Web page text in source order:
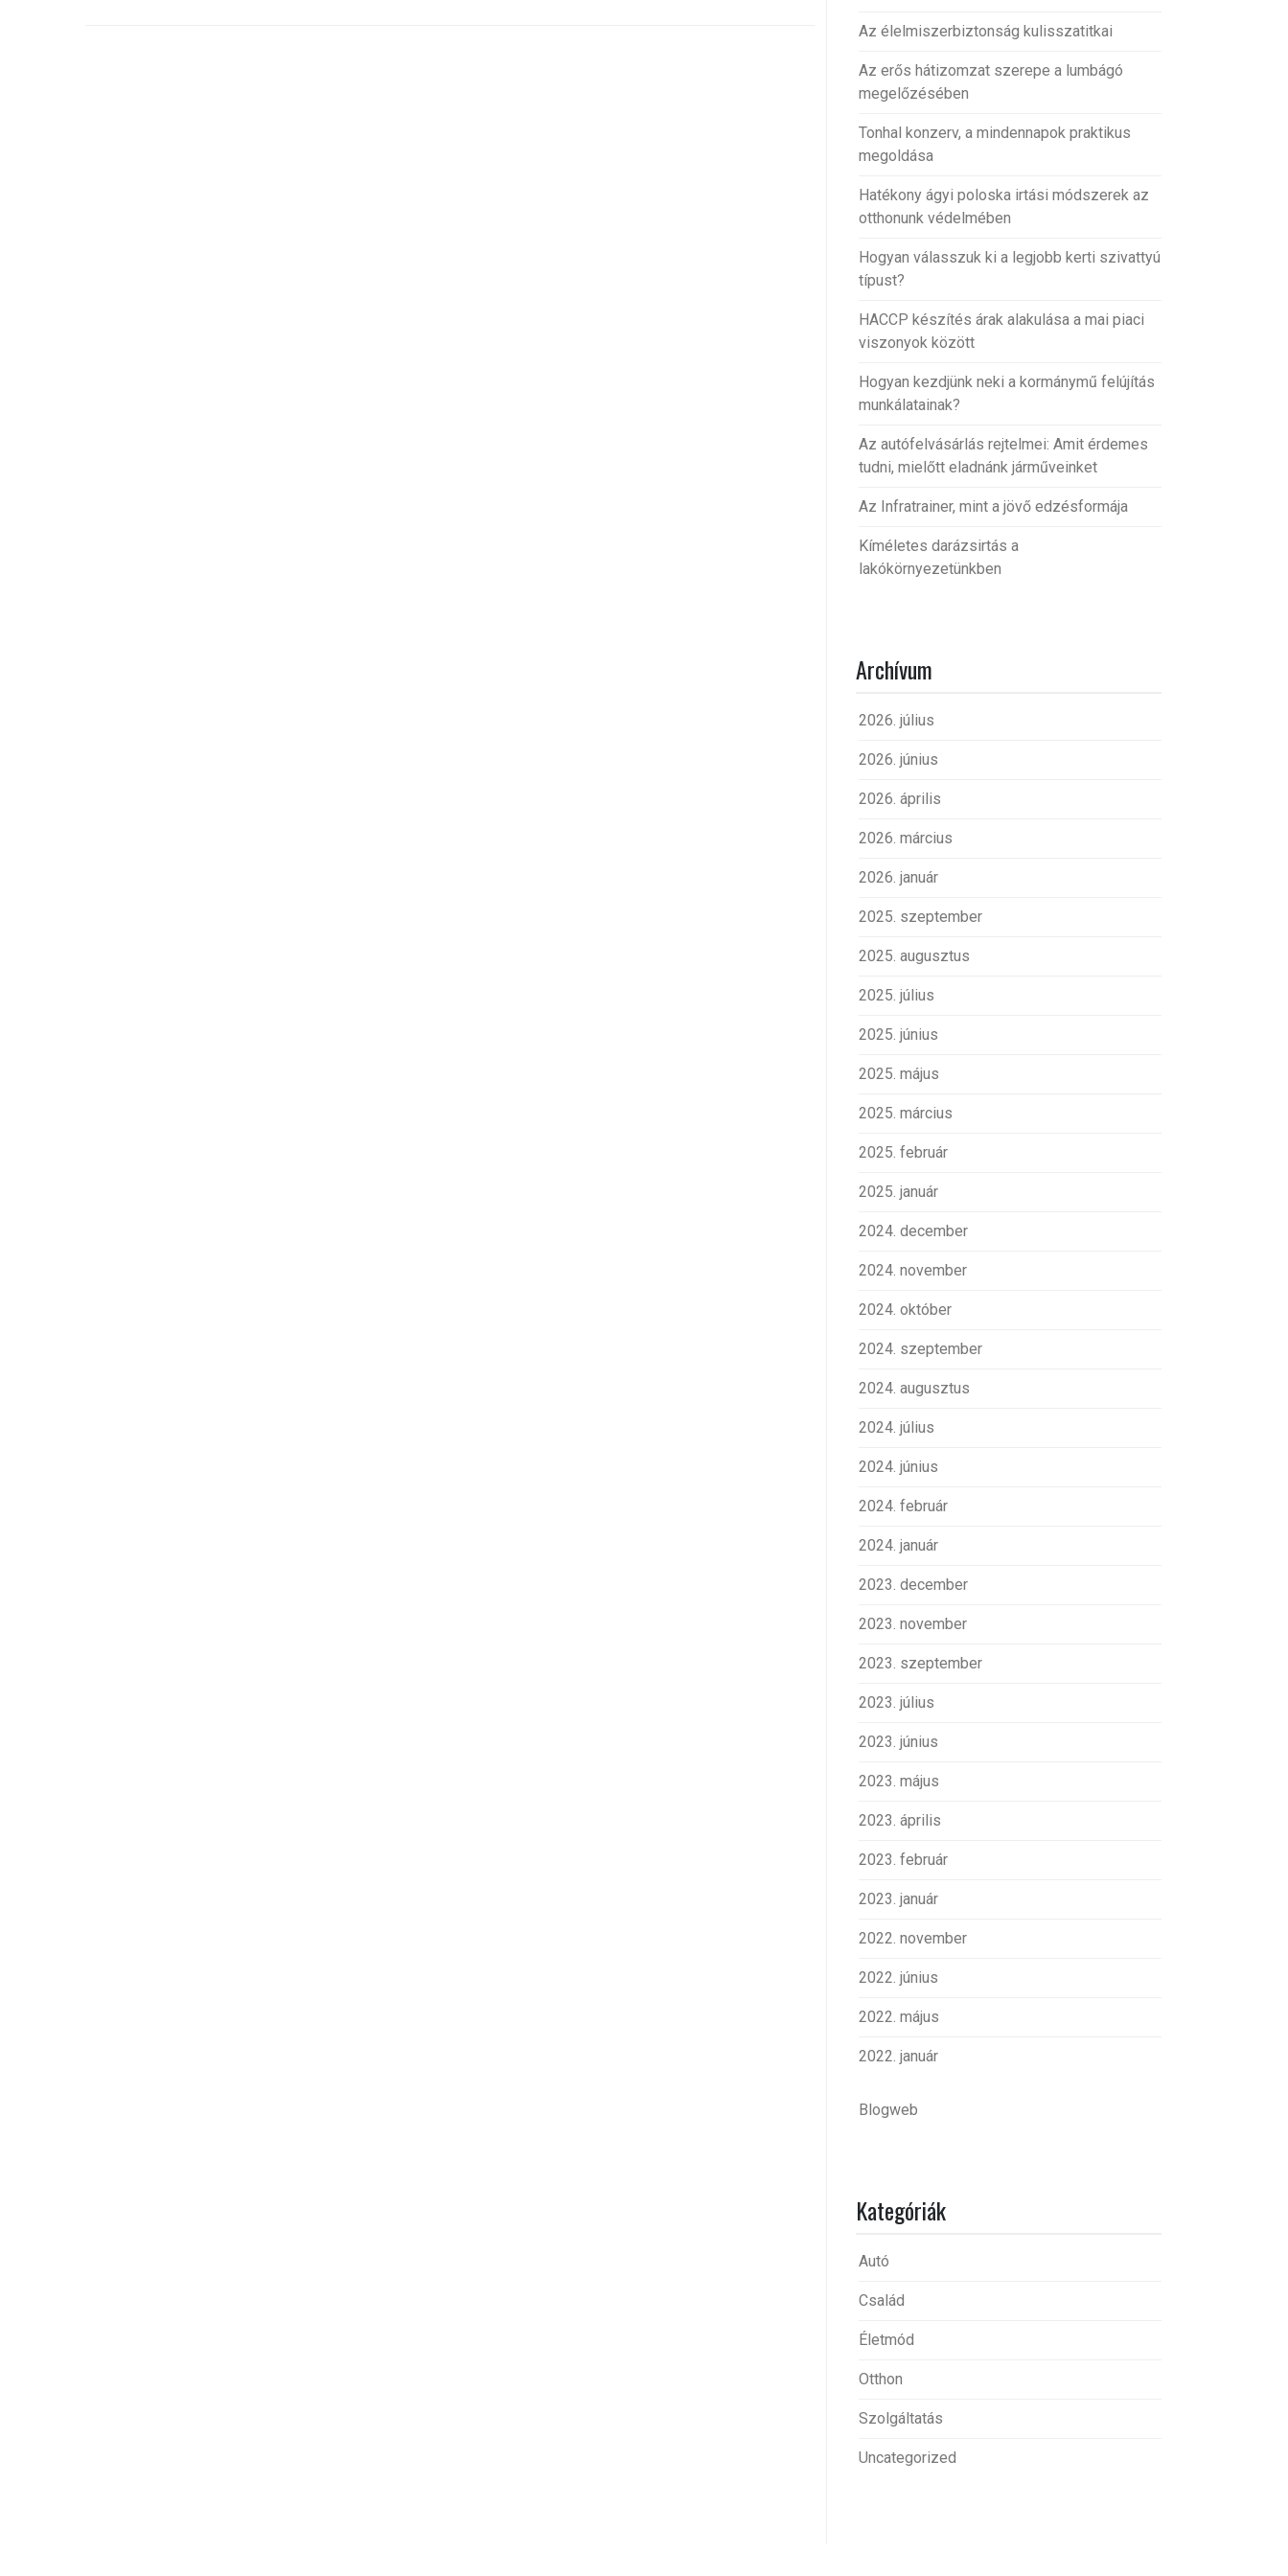
Az élelmiszerbiztonság kulisszatitkai
Az erős hátizomzat szerepe a lumbágó
megelőzésében
Tonhal konzerv, a mindennapok praktikus
megoldása
Hatékony ágyi poloska irtási módszerek az
otthonunk védelmében
Hogyan válasszuk ki a legjobb kerti szivattyú
típust?
HACCP készítés árak alakulása a mai piaci
viszonyok között
Hogyan kezdjünk neki a kormánymű felújítás
munkálatainak?
Az autófelvásárlás rejtelmei: Amit érdemes
tudni, mielőtt eladnánk járműveinket
Az Infratrainer, mint a jövő edzésformája
Kíméletes darázsirtás a
lakókörnyezetünkben
Archívum
2026. július
2026. június
2026. április
2026. március
2026. január
2025. szeptember
2025. augusztus
2025. július
2025. június
2025. május
2025. március
2025. február
2025. január
2024. december
2024. november
2024. október
2024. szeptember
2024. augusztus
2024. július
2024. június
2024. február
2024. január
2023. december
2023. november
2023. szeptember
2023. július
2023. június
2023. május
2023. április
2023. február
2023. január
2022. november
2022. június
2022. május
2022. január
Blogweb
Kategóriák
Autó
Család
Életmód
Otthon
Szolgáltatás
Uncategorized